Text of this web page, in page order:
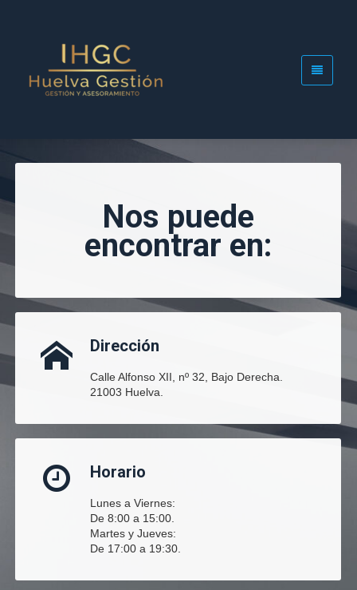
Nos puede
encontrar en:
Dirección
Calle Alfonso XII, nº 32, Bajo Derecha.
21003 Huelva.
Horario
Lunes a Viernes:
De 8:00 a 15:00.
Martes y Jueves:
De 17:00 a 19:30.